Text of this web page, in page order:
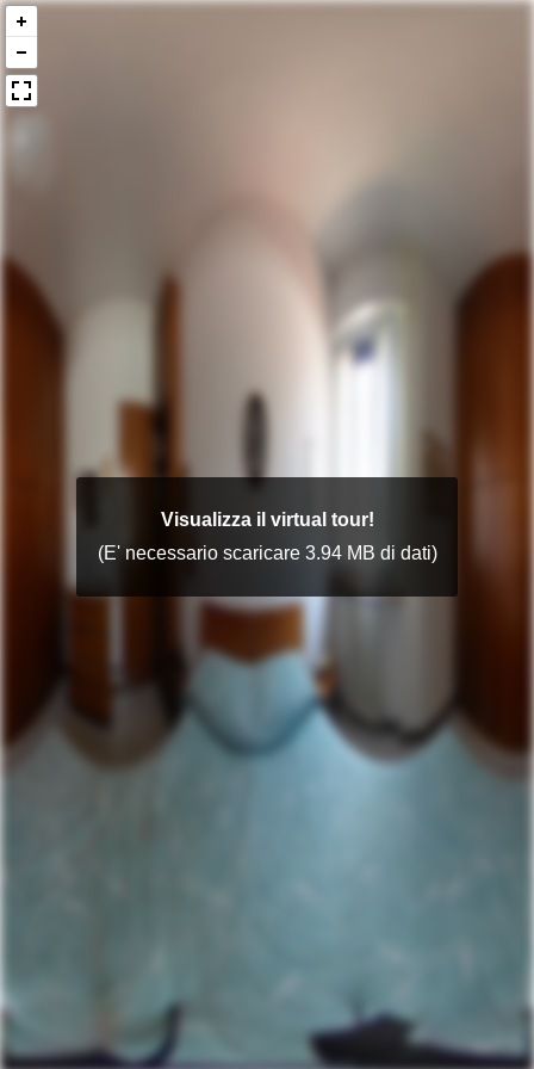
Visualizza il virtual tour!
(E' necessario scaricare 3.94 MB di dati)